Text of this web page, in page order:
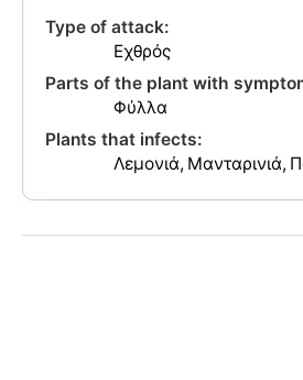
Type of attack:
Εχθρός
Parts of the plant with
Φύλλα
Plants that infects:
Λεμονιά Μανταρινιά